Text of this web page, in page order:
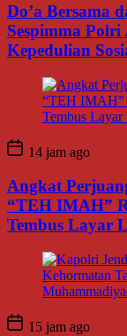
Do’a Bersama
Sespimma
Kepedulian
14 jam ago
Angkat
“TEH IMAH”
Tembus Layar
15 jam ago